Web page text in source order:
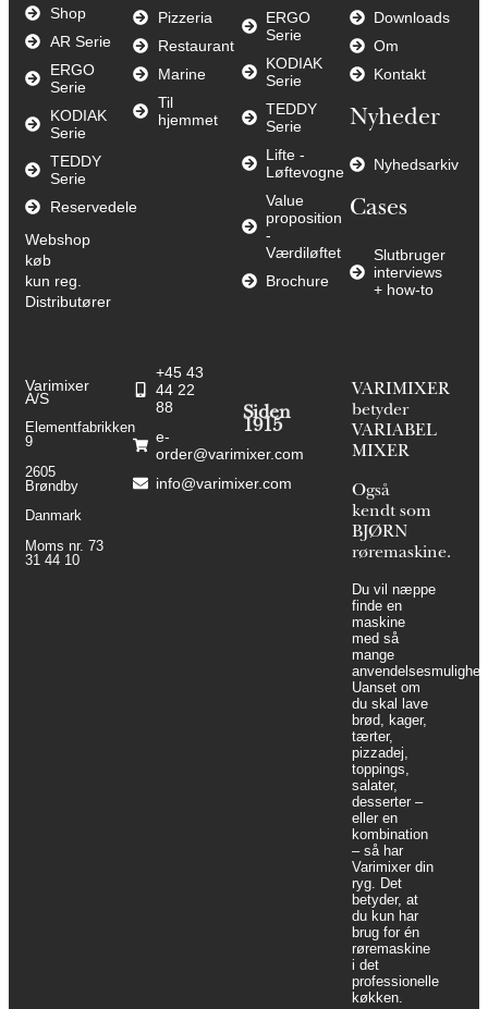
Shop
AR Serie
ERGO
Serie
KODIAK
Serie
TEDDY
Serie
Reservedele
Webshop
køb
kun reg.
Distributører
Pizzeria
Restaurant
Marine
Til
hjemmet
ERGO
Serie
KODIAK
Serie
TEDDY
Serie
Lifte -
Løftevogne
Value
proposition
-
Værdiløftet
Brochure
Downloads
Om
Kontakt
Nyheder
Nyhedsarkiv
Cases
Slutbruger
interviews
+ how-to
Varimixer
A/S
Elementfabrikken
9
2605
Brøndby
Danmark
Moms nr. 73
31 44 10
+45 43
44 22
88
e-
order@varimixer.com
info@varimixer.com
Siden
1915
VARIMIXER
betyder
VARIABEL
MIXER
Også
kendt som
BJØRN
røremaskine.
Du vil næppe
finde en
maskine
med så
mange
Uanset om
du skal lave
brød, kager,
tærter,
pizzadej,
toppings,
salater,
desserter –
eller en
kombination
– så har
Varimixer din
ryg. Det
betyder, at
du kun har
brug for én
røremaskine
i det
professionelle
køkken.